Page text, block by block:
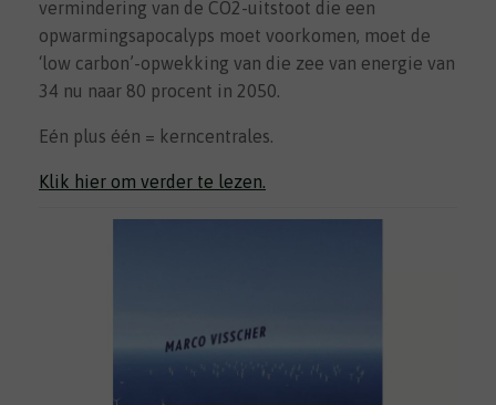
vermindering van de CO2-uitstoot die een
opwarmingsapocalyps moet voorkomen, moet de
‘low carbon’-opwekking van die zee van energie van
34 nu naar 80 procent in 2050.
Eén plus één = kerncentrales.
Klik hier om verder te lezen.